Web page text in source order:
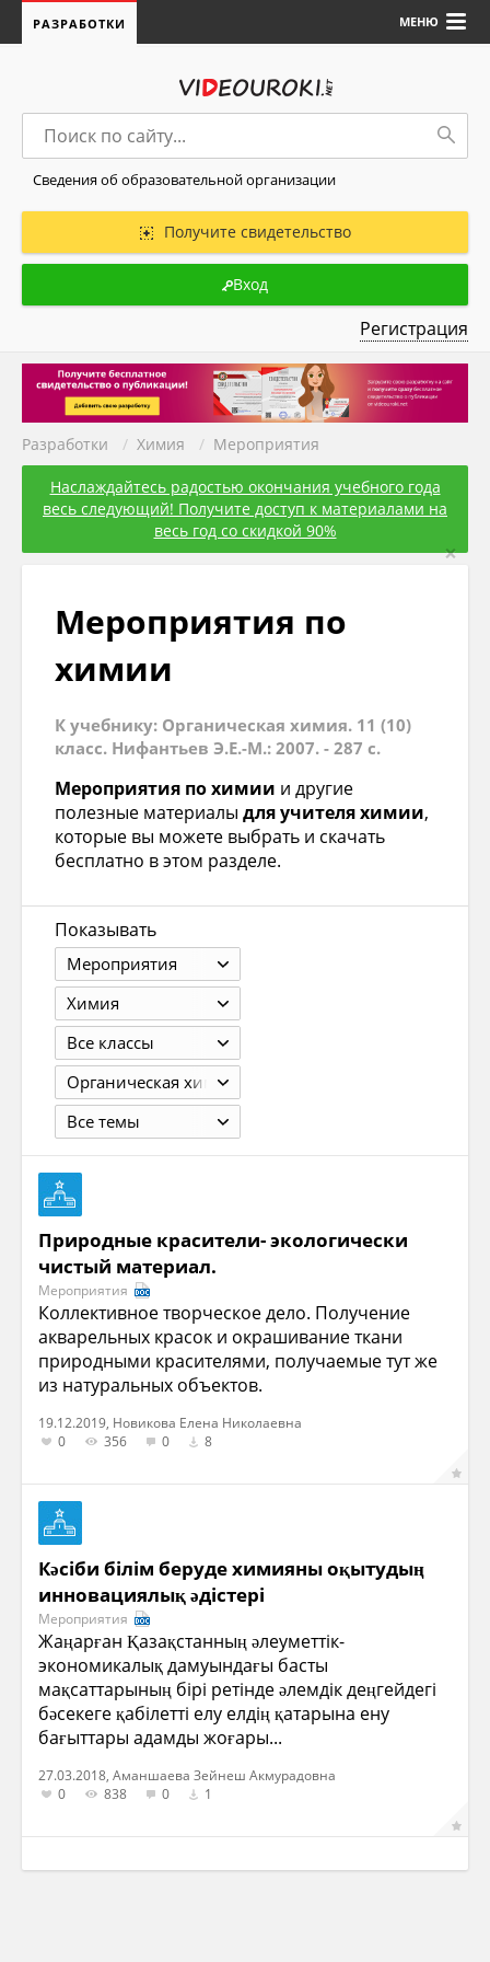
МЕНЮ
РАЗРАБОТКИ
Сведения об образовательной организации
Получите свидетельство
Вход
Регистрация
Разработки / Химия / Мероприятия
Наслаждайтесь радостью окончания учебного года
весь следующий! Получите доступ к материалами на
весь год со скидкой 90%
×
Мероприятия по
химии
К учебнику: Органическая химия. 11 (10)
класс. Нифантьев Э.Е.-М.: 2007. - 287 с.
Мероприятия по химии и другие
полезные материалы для учителя химии,
которые вы можете выбрать и скачать
бесплатно в этом разделе.
Показывать
Мероприятия
Химия
Все классы
Органическая химия. 11 (10) класс. Нифантьев Э.Е.-М.: 2007. - 287 с.
Все темы
Природные красители- экологически
чистый материал.
Мероприятия
Коллективное творческое дело. Получение
акварельных красок и окрашивание ткани
природными красителями, получаемые тут же
из натуральных объектов.
19.12.2019, Новикова Елена Николаевна
0
356 0 8
Кәсіби білім беруде химияны оқытудың
инновациялық әдістері
Мероприятия
Жаңарған Қазақстанның әлеуметтік-
экономикалық дамуындағы басты
мақсаттарының бірі ретінде әлемдік деңгейдегі
бәсекеге қабілетті елу елдің қатарына ену
бағыттары адамды жоғары...
27.03.2018, Аманшаева Зейнеш Акмурадовна
0
838 0 1